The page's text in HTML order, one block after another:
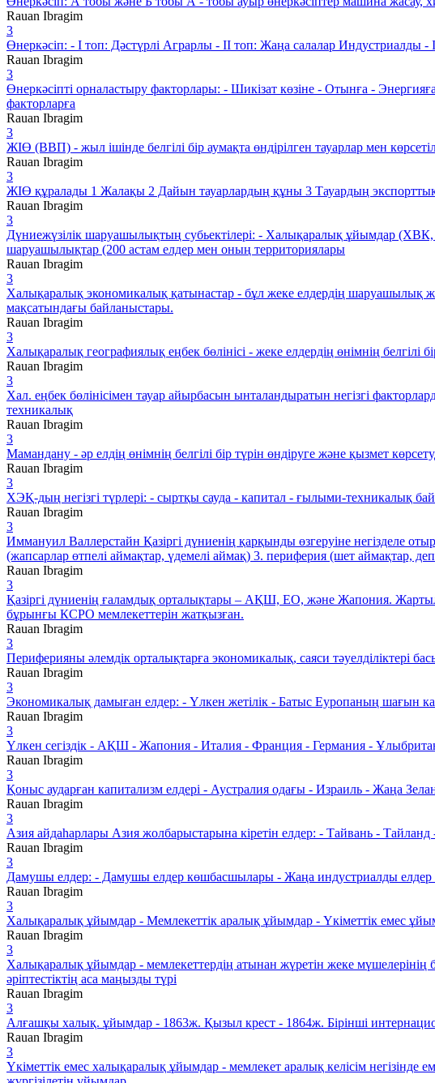
Rauan Ibragim
3
Өнеркәсіп: - І топ: Дәстүрлі Аграрлы - ІІ топ: Жаңа салалар Индустриалды
Rauan Ibragim
3
Өнеркәсіпті орналастыру факторлары: - Шикізат көзіне - Отынға -
факторларға
Rauan Ibragim
3
ЖІӨ (ВВП) - жыл ішінде белгілі бір аумақта өндірілген тауарлар мен
Rauan Ibragim
3
ЖІӨ құралады 1 Жалақы 2 Дайын тауарлардың құны 3 Тауардың
Rauan Ibragim
3
Дүниежүзілік шаруашылықтың субьектілері: - Халықаралық ұйымдар
шаруашылықтар (200 астам елдер мен оның территориялары
Rauan Ibragim
3
Халықаралық экономикалық қатынастар - бұл жеке елдердің шаруашылық
мақсатындағы байланыстары.
Rauan Ibragim
3
Халықаралық географиялық еңбек бөлінісі - жеке елдердің өнімнің
Rauan Ibragim
3
Хал. еңбек бөлінісімен тауар айырбасын ынталандыратын негізгі
техникалық
Rauan Ibragim
3
Мамандану - әр елдің өнімнің белгілі бір түрін өндіруге және қызмет
Rauan Ibragim
3
ХЭҚ-дың негізгі түрлері: - сыртқы сауда - капитал - ғылыми-техникалық
Rauan Ibragim
3
Иммануил Валлерстайн Қазіргі дүниенің қарқынды өзгеруіне негізделе
(жапсарлар өтпелі аймақтар, үдемелі аймақ) 3. периферия (шет аймақтар,
Rauan Ibragim
3
Қазіргі дүниенің ғаламдық орталықтары – АҚШ, ЕО, және Жапония.
бұрынғы КСРО мемлекеттерін жатқызған.
Rauan Ibragim
3
Периферияны әлемдік орталықтарға экономикалық, саяси
Rauan Ibragim
3
Экономикалық дамыған елдер: - Үлкен жетілік - Батыс Еуропаның шағын
Rauan Ibragim
3
Үлкен сегіздік - АҚШ - Жапония - Италия - Франция - Германия -
Rauan Ibragim
3
Қоныс аударған капитализм елдері - Аустралия одағы - Израиль - Жаңа
Rauan Ibragim
3
Азия айдаһарлары Азия жолбарыстарына кіретін елдер: - Тайвань -
Rauan Ibragim
3
Дамушы елдер: - Дамушы елдер көшбасшылары - Жаңа индустриалды елдер
Rauan Ibragim
3
Халықаралық ұйымдар - Мемлекеттік аралық ұйымдар - Үкіметтік емес
Rauan Ibragim
3
Халықаралық ұйымдар - мемлекеттердің атынан жүретін жеке мүшелерінің
әріптестіктің аса маңызды түрі
Rauan Ibragim
3
Алғашқы халық. ұйымдар - 1863ж. Қызыл крест - 1864ж. Бірінші
Rauan Ibragim
3
Үкіметтік емес халықаралық ұйымдар - мемлекет аралық келісім негізінде